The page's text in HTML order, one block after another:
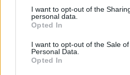
not limited to your visit or usage
grant or deny consent to Google
use your data for below specified
consent section.
I want to opt-out of the
personal data.
Opted In
I want to opt-out of the Sale
Personal Data.
Opted In
2024. május. 28. 08:44
Sűrűsödnek a felhők a Dreiszker-
KIKAPCSOLTÁK AZ
MUROS BAU KFT.
IRODAÉPÜLETÉBEN
2024. Április. 24. 07:43